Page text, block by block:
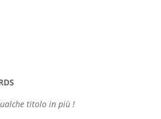
titolo in più !